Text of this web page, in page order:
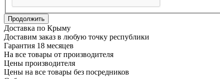
Продолжить
Доставка по Крыму
Доставим заказ в любую точку республики
Гарантия 18 месяцев
На все товары от производителя
Цены производителя
Цены на все товары без посредников